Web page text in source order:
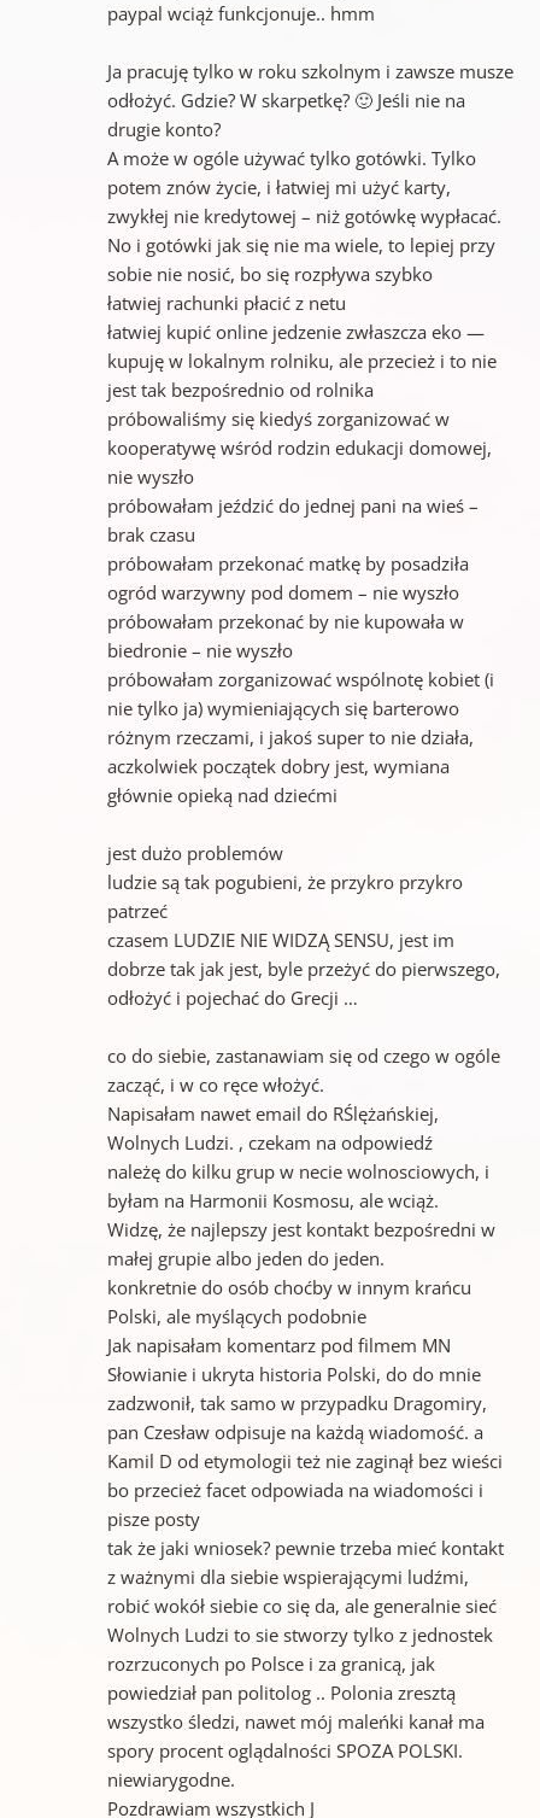
paypal wciąż funkcjonuje.. hmm
Ja pracuję tylko w roku szkolnym i zawsze musze
odłożyć. Gdzie? W skarpetkę? 🙂 Jeśli nie na
drugie konto?
A może w ogóle używać tylko gotówki. Tylko
potem znów życie, i łatwiej mi użyć karty,
zwykłej nie kredytowej – niż gotówkę wypłacać.
No i gotówki jak się nie ma wiele, to lepiej przy
sobie nie nosić, bo się rozpływa szybko
łatwiej rachunki płacić z netu
łatwiej kupić online jedzenie zwłaszcza eko —
kupuję w lokalnym rolniku, ale przecież i to nie
jest tak bezpośrednio od rolnika
próbowaliśmy się kiedyś zorganizować w
kooperatywę wśród rodzin edukacji domowej,
nie wyszło
próbowałam jeździć do jednej pani na wieś –
brak czasu
próbowałam przekonać matkę by posadziła
ogród warzywny pod domem – nie wyszło
próbowałam przekonać by nie kupowała w
biedronie – nie wyszło
próbowałam zorganizować wspólnotę kobiet (i
nie tylko ja) wymieniających się barterowo
różnym rzeczami, i jakoś super to nie działa,
aczkolwiek początek dobry jest, wymiana
głównie opieką nad dziećmi
jest dużo problemów
ludzie są tak pogubieni, że przykro przykro
patrzeć
czasem LUDZIE NIE WIDZĄ SENSU, jest im
dobrze tak jak jest, byle przeżyć do pierwszego,
odłożyć i pojechać do Grecji …
co do siebie, zastanawiam się od czego w ogóle
zacząć, i w co ręce włożyć.
Napisałam nawet email do RŚlężańskiej,
Wolnych Ludzi. , czekam na odpowiedź
należę do kilku grup w necie wolnosciowych, i
byłam na Harmonii Kosmosu, ale wciąż.
Widzę, że najlepszy jest kontakt bezpośredni w
małej grupie albo jeden do jeden.
konkretnie do osób choćby w innym krańcu
Polski, ale myślących podobnie
Jak napisałam komentarz pod filmem MN
Słowianie i ukryta historia Polski, do do mnie
zadzwonił, tak samo w przypadku Dragomiry,
pan Czesław odpisuje na każdą wiadomość. a
Kamil D od etymologii też nie zaginął bez wieści
bo przecież facet odpowiada na wiadomości i
pisze posty
tak że jaki wniosek? pewnie trzeba mieć kontakt
z ważnymi dla siebie wspierającymi ludźmi,
robić wokół siebie co się da, ale generalnie sieć
Wolnych Ludzi to sie stworzy tylko z jednostek
rozrzuconych po Polsce i za granicą, jak
powiedział pan politolog .. Polonia zresztą
wszystko śledzi, nawet mój maleńki kanał ma
spory procent oglądalności SPOZA POLSKI.
niewiarygodne.
Pozdrawiam wszystkich J